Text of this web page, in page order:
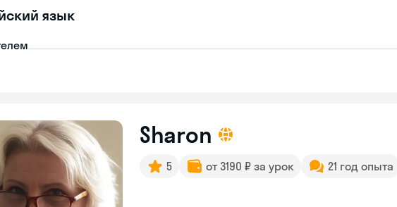
язык
Sharon
5 от 3190 ₽ за урок 21 год опыта